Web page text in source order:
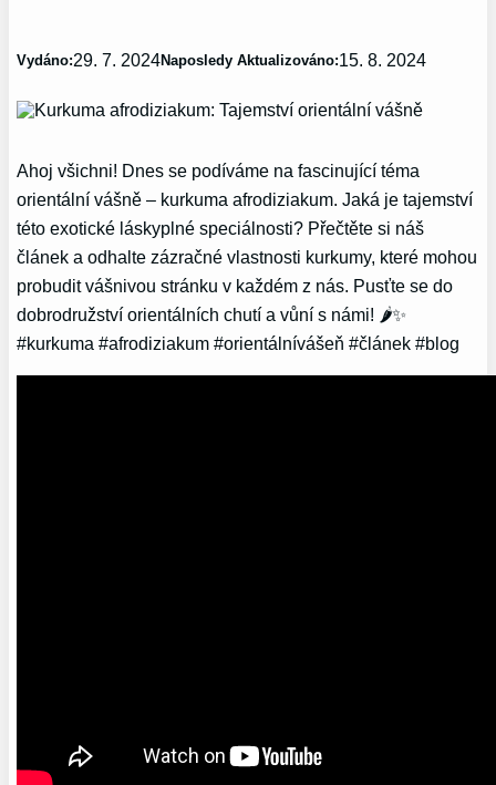
Vydáno:29. 7. 2024Naposledy Aktualizováno:15. 8. 2024
Ahoj všichni! Dnes se podíváme na fascinující téma
orientální vášně – kurkuma afrodiziakum. Jaká je tajemství
této exotické láskyplné speciálnosti? Přečtěte si náš
článek a odhalte zázračné vlastnosti kurkumy, které mohou
probudit vášnivou stránku v každém z nás. Pusťte se do
dobrodružství orientálních chutí a vůní s námi! 🌶️✨
#kurkuma #afrodiziakum #orientálnívášeň #článek #blog